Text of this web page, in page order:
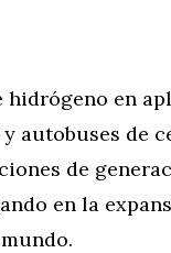
en
autobuses de
de
en la